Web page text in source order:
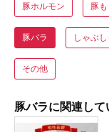
豚ホルモン 豚
豚バラ しゃぶし
その他
豚バラに関連し